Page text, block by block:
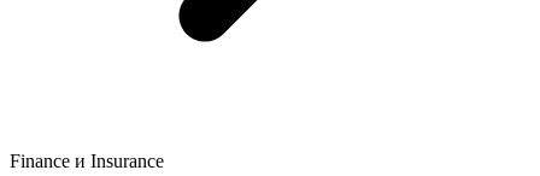
Finance и Insurance